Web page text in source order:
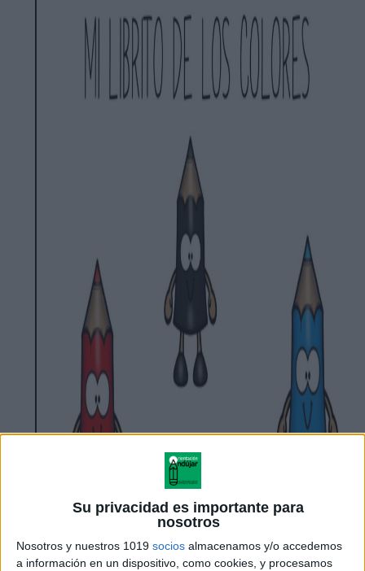
Su privacidad es importante para
nosotros
Nosotros y nuestros 1019 socios almacenamos y/o accedemos
a información en un dispositivo, como cookies, y procesamos